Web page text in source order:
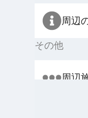
周辺
その他
周辺